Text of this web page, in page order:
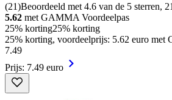
(21)Beoordeeld met 4.6 van de 5 sterren,
5.62 met GAMMA Voordeelpas
25% korting25% korting
25% korting, voordeelprijs: 5.62 euro met
7.49
Prijs: 7.49 euro